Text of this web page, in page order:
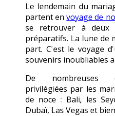
Le lendemain du
partent envoyage de
se retrouver à deux
préparatifs. La lune de
part. C'est le voyage
souvenirs inoubliables
De nombreuses
privilégiées par les
de noce : Bali, les
Dubaï, Las Vegas et